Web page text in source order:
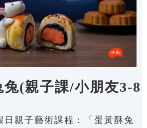
兔(親子課/小朋友3-8
日親子藝術課程：「蛋黃酥兔